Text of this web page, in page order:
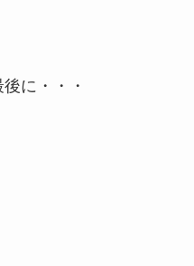
に・・・